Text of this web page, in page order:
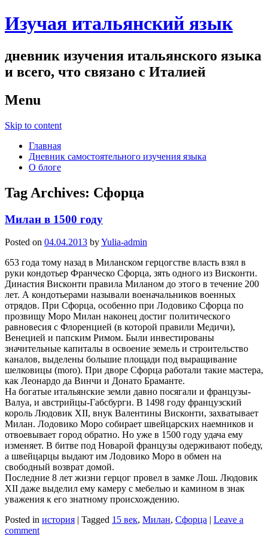
Изучая итальянский язык
дневник изучения итальянского языка
и всего, что связано с Италией
Menu
Skip to content
Главная
Дневник самостоятельного изучения языка
О блоге
Tag Archives: Сфорца
Милан в 1500 году
Posted on 04.04.2013 byYulia-admin
653 года тому назад в Миланском герцогстве власть взял в
руки кондотьер Франческо Сфорца, зять одного из Висконти.
Династия Висконти правила Миланом до этого в течение 200
лет. А кондотьерами называли военачальников военных
отрядов. При Сфорца, особенно при Лодовико Сфорца по
прозвищу Моро Милан наконец достиг политического
равновесия с Флоренцией (в которой правили Медичи),
Венецией и папским Римом. Были инвестированы
значительные капиталы в освоение земель и строительство
каналов, выделены большие площади под выращивание
шелковицы (moro). При дворе Сфорца работали такие мастера,
как Леонардо да Винчи и Донато Браманте.
На богатые итальянские земли давно посягали и французы-
Валуа, и австрийцы-Габсбурги. В 1498 году французский
король Людовик XII, внук Валентины Висконти, захватывает
Милан. Лодовико Моро собирает швейцарских наемников и
отвоевывает город обратно. Но уже в 1500 году удача ему
изменяет. В битве под Новарой французы одерживают победу,
а швейцарцы выдают им Лодовико Моро в обмен на
свободный возврат домой.
Последние 8 лет жизни герцог провел в замке Лош. Людовик
XII даже выделил ему камеру с мебелью и камином в знак
уважения к его знатному происхождению.
Posted in история | Tagged 15 век, Милан, Сфорца | Leave a
comment